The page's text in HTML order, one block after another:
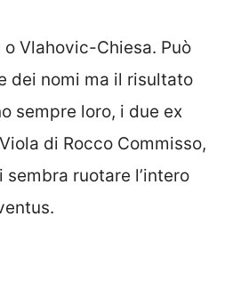
Vlahovic-Chiesa. Può
dei nomi ma il risultato
sempre loro, i due ex
di Rocco Commisso,
sembra ruotare l’intero